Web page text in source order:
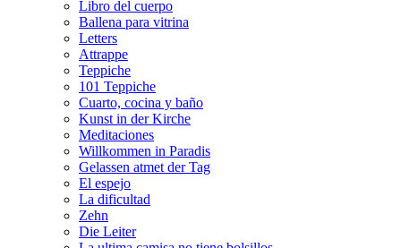
Libro del cuerpo
Ballena para vitrina
Letters
Attrappe
Teppiche
101 Teppiche
Cuarto, cocina y baño
Kunst in der Kirche
Meditaciones
Willkommen in Paradis
Gelassen atmet der Tag
El espejo
La dificultad
Zehn
Die Leiter